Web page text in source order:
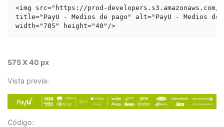
<img src="https://prod-developers.s3.amazonaws.com/
title="PayU - Medios de pago" alt="PayU - Medios de
575 X 40 px
Vista previa:
Código: